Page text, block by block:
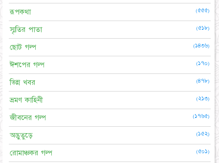
রূপকথা (৫৫৫)
স্মৃতির পাতা (৫১৮)
ছোট গল্প (১৪৩৬)
ঈশপের গল্প (১৭০)
ভিন্ন খবর (৪৭৮)
ভ্রমণ কাহিনী (২১৩)
জীবনের গল্প (১৭৬৫)
অদ্ভুতুড়ে (১৫২)
রোমাঞ্চকর গল্প (৫০১)